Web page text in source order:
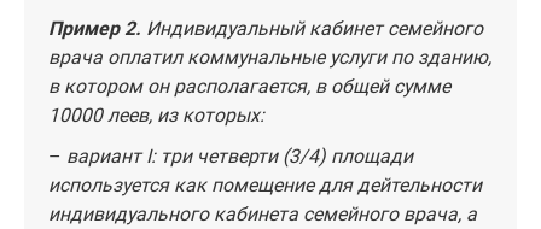
Пример 2. Индивидуальный кабинет семейного
врача оплатил коммунальные услуги по зданию,
в котором он располагается, в общей сумме
10000 леев, из которых:
– вариант I: три четверти (3/4) площади
используется как помещение для дейтельности
индивидуального кабинета семейного врача, а